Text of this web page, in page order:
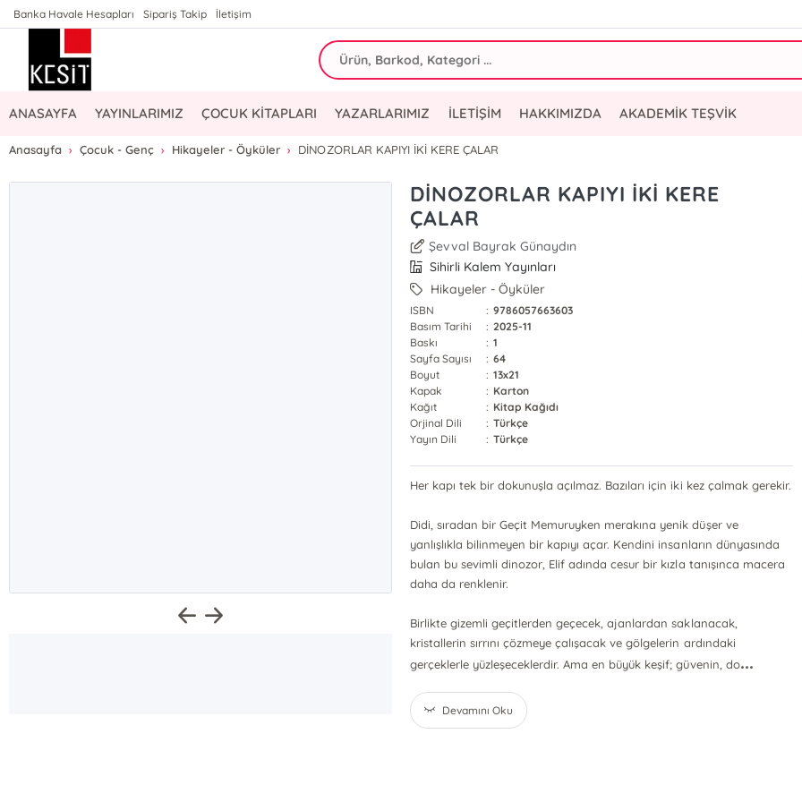
Banka Havale Hesapları Sipariş Takip İletişim
ANASAYFA YAYINLARIMIZ ÇOCUK KİTAPLARI YAZARLARIMIZ İLETİŞİM HAKKIMIZDA AKADEMİK TEŞVİK
Anasayfa Çocuk - Genç Hikayeler - Öyküler DİNOZORLAR KAPIYI İKİ KERE ÇALAR
DİNOZORLAR KAPIYI İKİ KERE
ÇALAR
Şevval Bayrak Günaydın
Sihirli Kalem Yayınları
Hikayeler - Öyküler
ISBN : 9786057663603
Basım Tarihi
: 2025-11
Baskı
: 1
Sayfa Sayısı
: 64
Boyut
: 13x21
Kapak
: Karton
Kağıt
: Kitap Kağıdı
Orjinal Dili
: Türkçe
Yayın Dili
: Türkçe
Her kapı tek bir dokunuşla açılmaz. Bazıları için iki kez çalmak gerekir.
Didi, sıradan bir Geçit Memuruyken merakına yenik düşer ve
yanlışlıkla bilinmeyen bir kapıyı açar. Kendini insanların dünyasında
bulan bu sevimli dinozor, Elif adında cesur bir kızla tanışınca macera
daha da renklenir.
Birlikte gizemli geçitlerden geçecek, ajanlardan saklanacak,
kristallerin sırrını çözmeye çalışacak ve gölgelerin ardındaki
gerçeklerle yüzleşeceklerdir. Ama en büyük keşif; güvenin, do...
Devamını Oku